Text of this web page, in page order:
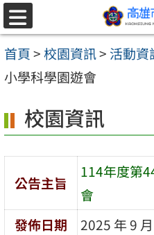
跳至主要內容區
選
單
首頁>校園資訊> 活動資
小學科學園遊會
校園資訊
公告主旨
114年度第
會
發佈日期
2025 年 9